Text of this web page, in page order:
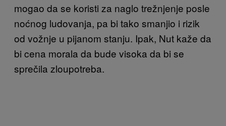
mogao da se koristi za naglo trežnjenje posle
noćnog ludovanja, pa bi tako smanjio i rizik
od vožnje u pijanom stanju. Ipak, Nut kaže da
bi cena morala da bude visoka da bi se
sprečila zloupotreba.